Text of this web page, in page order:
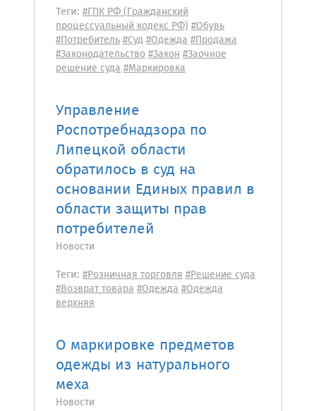
Теги: #ГПК РФ (Гражданский
процессуальный кодекс РФ)#Обувь
#Потребитель#Суд#Одежда#Продажа
#Законодательство#Закон#Заочное
решение суда#Маркировка
Управление
Роспотребнадзора по
Липецкой области
обратилось в суд на
основании Единых правил в
области защиты прав
потребителей
Новости
Теги: #Розничная торговля#Решение суда
#Возврат товара#Одежда#Одежда
верхняя
О маркировке предметов
одежды из натурального
меха
Новости